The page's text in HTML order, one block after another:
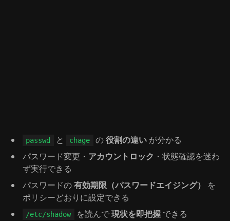
passwd と chage の役割の違いが分かる
パスワード変更・ アカウントロック ・状態確認を迷わ
ず実行できる
パスワードの有効期限（パスワードエイジング）
を
ポリシーどおりに設定できる
/etc/shadow を読んで現状を即把握できる